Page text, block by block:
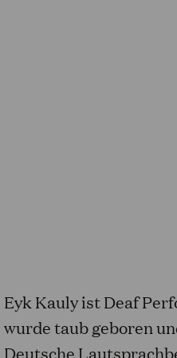
Eyk Kauly ist Deaf
wurde taub geboren
Deutsche